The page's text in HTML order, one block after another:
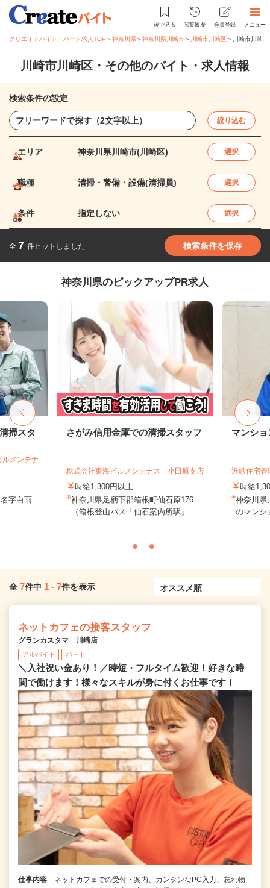
後で見る 閲覧履歴 会員登録 メニュー
クリエイトバイト・パート求人TOP ＞神奈川県＞神奈川県川崎市＞ 川崎市川崎区＞ 川崎市川崎
川崎市川崎区・その他のバイト・求人情報
検索条件の設定
絞り込む
エリア 神奈川県川崎市(川崎区) 選択
職種 清掃・警備・設備(清掃員) 選択
条件 指定しない 選択
全 7 件ヒットしました 検索条件を保存
神奈川県のピックアップPR求人
掃スタ
メンテナ
字白雨
さがみ信用金庫での清掃スタッフ
株式会社東海ビルメンテナス 小田原支店
時給1,300円以上
神奈川県足柄下郡箱根町仙石原176
（箱根登山バス「仙石案内所駅」...
マンシ
近鉄住宅
時給
神奈川県
のマンシ
全 7件中 1 - 7件を表示
ネットカフェの接客スタッフ
グランカスタマ 川崎店
アルバイト パート
＼入社祝い金あり！／時短・フルタイム歓迎！好きな時
間で働けます！様々なスキルが身に付くお仕事です！
仕事内容
ネットカフェでの受付・案内、カンタンなPC入力、忘れ物